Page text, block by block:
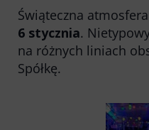
Centrum
Ochrona
Świąteczna
6 stycznia.
na różnych liniach
Spółkę.